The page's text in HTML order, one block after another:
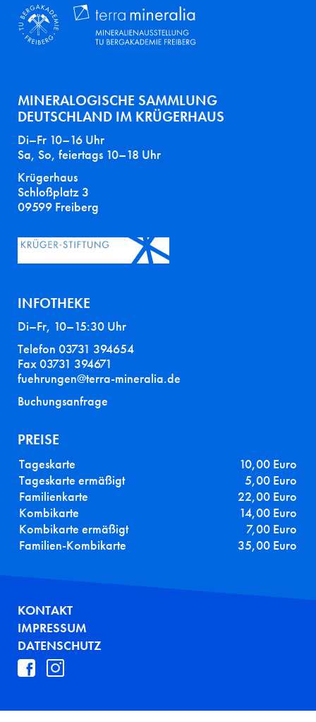
MINERALOGISCHE SAMMLUNG
DEUTSCHLAND IM KRÜGERHAUS
Di–Fr 10–16 Uhr
Sa, So, feiertags 10–18 Uhr
Krügerhaus
Schloßplatz 3
09599 Freiberg
INFOTHEKE
Di–Fr, 10–15:30 Uhr
Telefon 03731 394654
Fax 03731 394671
fuehrungen@terra-mineralia.de
Buchungsanfrage
PREISE
Tageskarte
10,00 Euro
Tageskarte ermäßigt
5,00 Euro
Familienkarte
22,00 Euro
Kombikarte
14,00 Euro
Kombikarte ermäßigt
7,00 Euro
Familien-Kombikarte
35,00 Euro
FUSSZEILE
KONTAKT
IMPRESSUM
DATENSCHUTZ